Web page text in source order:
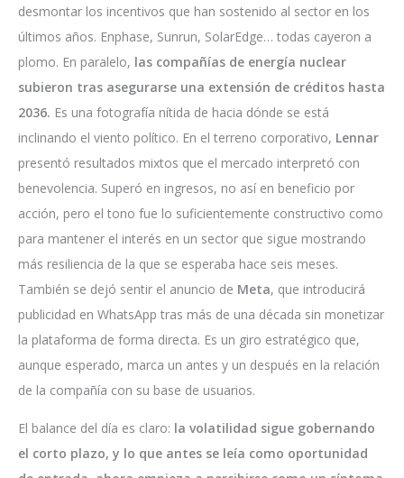
desmontar los incentivos que han sostenido al sector en los
últimos años. Enphase, Sunrun, SolarEdge… todas cayeron a
plomo. En paralelo, las compañías de energía nuclear
subieron tras asegurarse una extensión de créditos hasta
2036. Es una fotografía nítida de hacia dónde se está
inclinando el viento político. En el terreno corporativo, Lennar
presentó resultados mixtos que el mercado interpretó con
benevolencia. Superó en ingresos, no así en beneficio por
acción, pero el tono fue lo suficientemente constructivo como
para mantener el interés en un sector que sigue mostrando
más resiliencia de la que se esperaba hace seis meses.
También se dejó sentir el anuncio de Meta, que introducirá
publicidad en WhatsApp tras más de una década sin monetizar
la plataforma de forma directa. Es un giro estratégico que,
aunque esperado, marca un antes y un después en la relación
de la compañía con su base de usuarios.
El balance del día es claro: la volatilidad sigue gobernando
el corto plazo, y lo que antes se leía como oportunidad